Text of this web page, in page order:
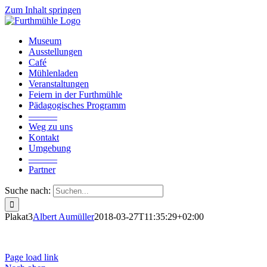
Zum Inhalt springen
Museum
Ausstellungen
Café
Mühlenladen
Veranstaltungen
Feiern in der Furthmühle
Pädagogisches Programm
———
Weg zu uns
Kontakt
Umgebung
———
Partner
Suche nach:
Plakat3Albert Aumüller2018-03-27T11:35:29+02:00
Page load link